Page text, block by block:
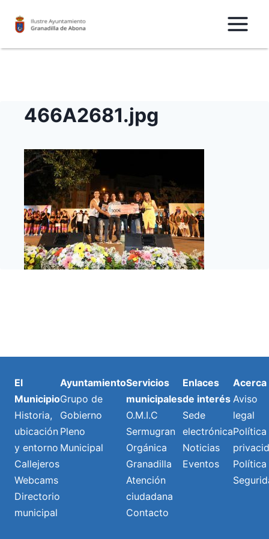
466A2681.jpg
El
Municipio
Historia,
ubicación
y entorno
Callejeros
Webcams
Directorio
municipal
Ayuntamiento
Grupo de
Gobierno
Pleno
Municipal
Servicios
municipales
O.M.I.C
Sermugran
Orgánica
Granadilla
Atención
ciudadana
Contacto
Enlaces
de interés
Sede
electrónica
Noticias
Eventos
Acerca
Aviso
legal
Política
Política